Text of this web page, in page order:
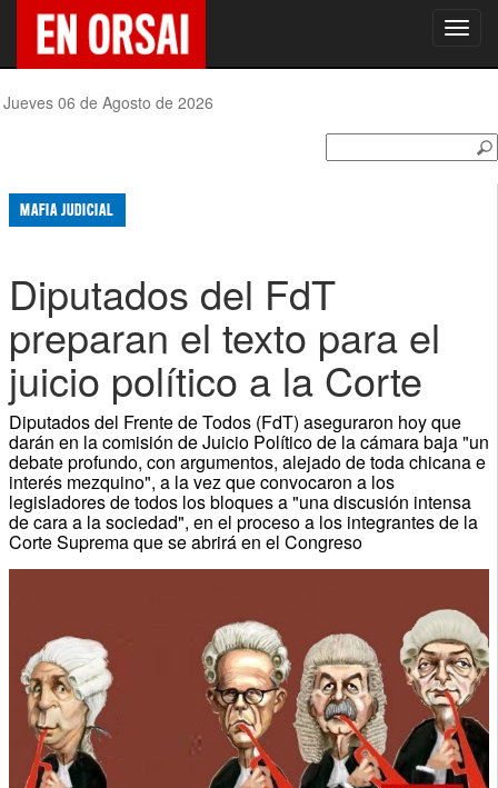
Jueves 06 de Agosto de 2026
MAFIA JUDICIAL
Diputados del FdT
preparan el texto para el
juicio político a la Corte
Diputados del Frente de Todos (FdT) aseguraron hoy que
darán en la comisión de Juicio Político de la cámara baja "un
debate profundo, con argumentos, alejado de toda chicana e
interés mezquino", a la vez que convocaron a los
legisladores de todos los bloques a "una discusión intensa
de cara a la sociedad", en el proceso a los integrantes de la
Corte Suprema que se abrirá en el Congreso